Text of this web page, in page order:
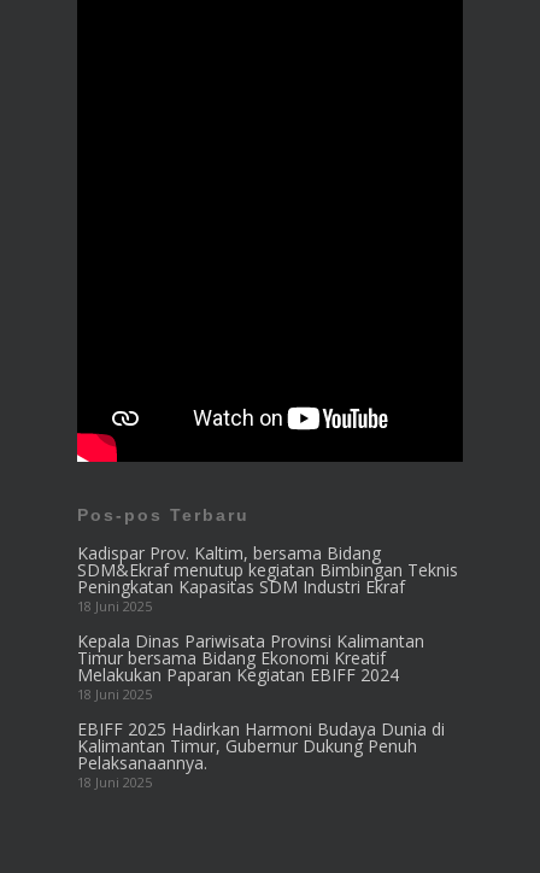
Pos-pos Terbaru
Kadispar Prov. Kaltim, bersama Bidang
SDM&Ekraf menutup kegiatan Bimbingan Teknis
Peningkatan Kapasitas SDM Industri Ekraf
18 Juni 2025
Kepala Dinas Pariwisata Provinsi Kalimantan
Timur bersama Bidang Ekonomi Kreatif
Melakukan Paparan Kegiatan EBIFF 2024
18 Juni 2025
EBIFF 2025 Hadirkan Harmoni Budaya Dunia di
Kalimantan Timur, Gubernur Dukung Penuh
Pelaksanaannya.
18 Juni 2025